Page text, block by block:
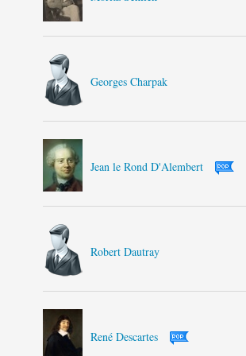
Georges Charpak
Jean le Rond D'Alembert
Robert Dautray
René Descartes